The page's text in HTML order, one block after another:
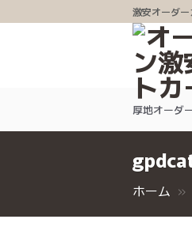
to
激安オーダ
厚地オーダ
ホーム »